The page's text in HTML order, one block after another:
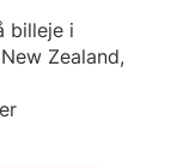
billeje i
Zealand,